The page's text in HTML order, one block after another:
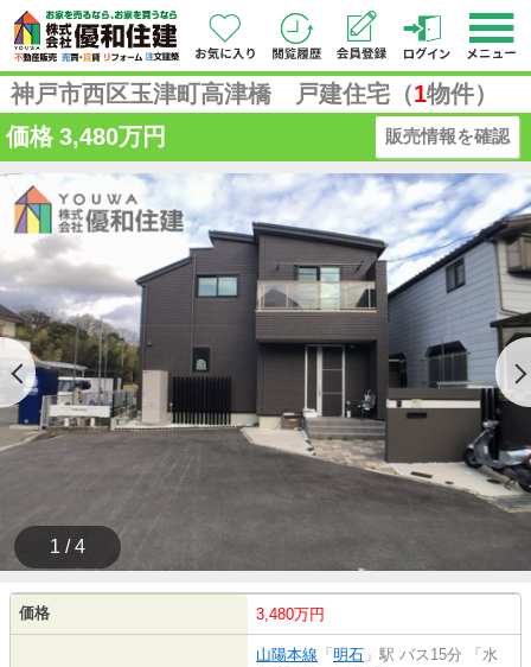
神戸市西区玉津町高津橋 戸建住宅（1物件）
価格 3,480万円 販売情報を確認
1 / 4
価格 3,480万円
山陽本線 「 明石 」駅 バス15分 「水